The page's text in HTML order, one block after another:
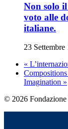
Non solo
voto alle
italiane.
23 Settembre
«
Imagination »
© 2026